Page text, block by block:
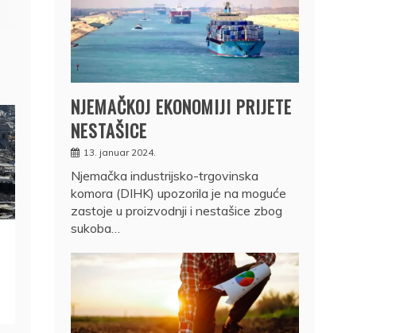
NJEMAČKOJ EKONOMIJI PRIJETE
NESTAŠICE
13. januar 2024.
Njemačka industrijsko-trgovinska
komora (DIHK) upozorila je na moguće
zastoje u proizvodnji i nestašice zbog
sukoba…